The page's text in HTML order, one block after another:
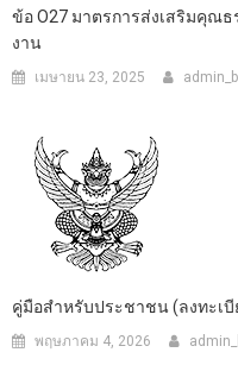
ข้อ O27 มาตรการส่งเสริมคุณ
งาน
เมษายน 23, 2025
คู่มือสำหรับประชาชน (ลงทะเ
พฤษภาคม 4, 2026